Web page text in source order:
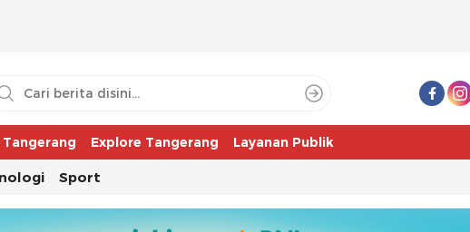
Explore Tangerang Layanan Publik
Sport